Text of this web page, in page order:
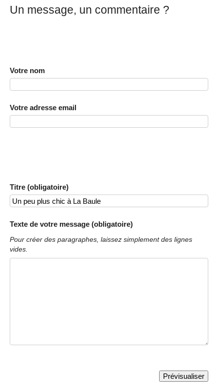
Un message, un commentaire ?
Votre nom
Votre adresse email
Titre (obligatoire)
Texte de votre message (obligatoire)
Pour créer des paragraphes, laissez simplement des lignes
vides.